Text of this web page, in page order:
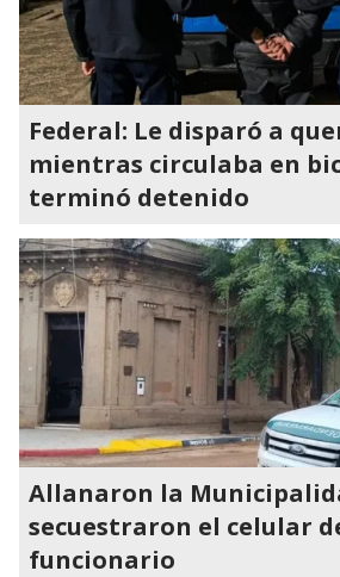
Federal: Le disparó a
mientras circulaba en
terminó detenido
Allanaron la
secuestraron el celular
funcionario